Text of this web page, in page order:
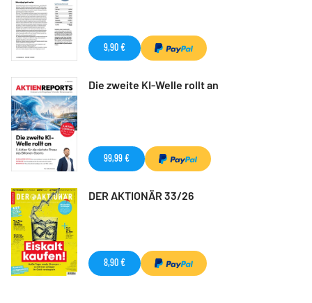
9,90 €
Die zweite KI-Welle rollt an
99,99 €
DER AKTIONÄR 33/26
8,90 €